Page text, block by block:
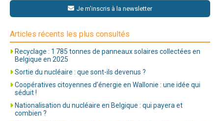
Je m'inscris à la newsletter
Articles récents les plus consultés
Recyclage : 1 785 tonnes de panneaux solaires collectées en
Belgique en 2025
Sortie du nucléaire : que sont-ils devenus ?
Coopératives citoyennes d’énergie en Wallonie : une idée qui
séduit !
Nationalisation du nucléaire en Belgique : qui payera et
combien ?